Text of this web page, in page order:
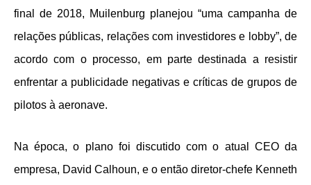
final de 2018, Muilenburg planejou “uma campanha de
relações públicas, relações com investidores e lobby”, de
acordo com o processo, em parte destinada a resistir
enfrentar a publicidade negativas e críticas de grupos de
pilotos à aeronave.
Na época, o plano foi discutido com o atual CEO da
empresa, David Calhoun, e o então diretor-chefe Kenneth